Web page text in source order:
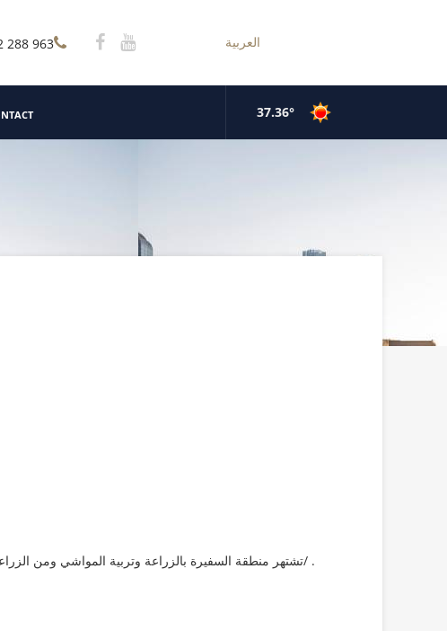
288 963 العربية
37.36°
تشتهر منطقة السفيرة بالزراعة وتربية المواشي ومن الزراعات الصغيرة المعروفة في المنطقة / البندورة - الباذنجان - الفليلفلة - الخيار - وغيرها من الزراعات الشتوية كالقمح والشعير والعدس/ .